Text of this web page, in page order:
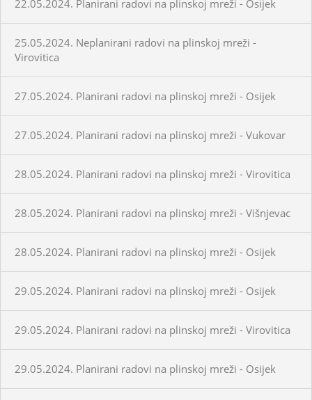
22.05.2024. Planirani radovi na plinskoj mreži - Osijek
25.05.2024. Neplanirani radovi na plinskoj mreži -
Virovitica
27.05.2024. Planirani radovi na plinskoj mreži - Osijek
27.05.2024. Planirani radovi na plinskoj mreži - Vukovar
28.05.2024. Planirani radovi na plinskoj mreži - Virovitica
28.05.2024. Planirani radovi na plinskoj mreži - Višnjevac
28.05.2024. Planirani radovi na plinskoj mreži - Osijek
29.05.2024. Planirani radovi na plinskoj mreži - Osijek
29.05.2024. Planirani radovi na plinskoj mreži - Virovitica
29.05.2024. Planirani radovi na plinskoj mreži - Osijek